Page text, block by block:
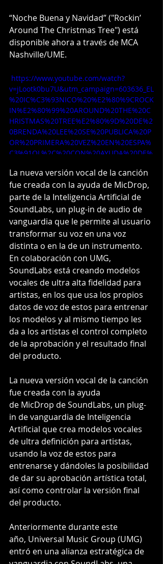
“Noche Buena y Navidad” ("Rockin’
Around The Christmas Tree") está
disponible ahora a través de MCA
Nashville/UME.
v=jLootk0bu7U&utm_campaign=603636_EL
%20IC%C3%93NICO%20%E2%80%9CROCK
IN%E2%80%99%20AROUND%20THE%20C
HRISTMAS%20TREE%E2%80%9D%20DE%2
0BRENDA%20LEE%20SE%20PUBLICA%20P
OR%20PRIMERA%20VEZ%20EN%20ESPA%
C3%91OL%2C%20CON%20AYUDA%20DE%
A%20MicDrop%20ENTRENADA%20DE%20
MANERA%20RESPONSABLE%20POR%20LA
%20INTELIGENCIA%20ARTIFICIAL%20DE%
20SOUNDLABS_231762_CL&utm_medium=
email&utm_source=dotmailer
La nueva versión vocal de la canción
fue creada con la ayuda de MicDrop,
parte de la Inteligencia Artificial de
SoundLabs, un plug-in de audio de
vanguardia que le permite al usuario
transformar su voz en una voz
distinta o en la de un instrumento.
En colaboración con UMG,
SoundLabs está creando modelos
vocales de ultra alta fidelidad para
artistas, en los que usa los propios
datos de voz de estos para entrenar
los modelos y al mismo tiempo les
da a los artistas el control completo
de la aprobación y el resultado final
del producto.
La nueva versión vocal de la canción
fue creada con la ayuda
de MicDrop de SoundLabs, un plug-
in de vanguardia de Inteligencia
Artificial que crea modelos vocales
de ultra definición para artistas,
usando la voz de estos para
entrenarse y dándoles la posibilidad
de dar su aprobación artística total,
así como controlar la versión final
del producto.
Anteriormente durante este
año, Universal Music Group (UMG)
entró en una alianza estratégica de